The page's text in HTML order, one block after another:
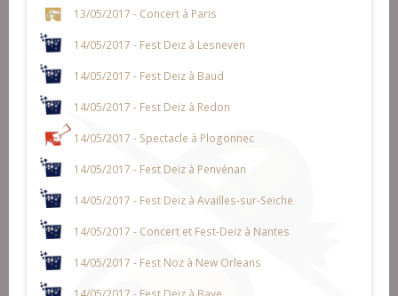
13/05/2017 - Concert à Paris
14/05/2017 - Fest Deiz à Lesneven
14/05/2017 - Fest Deiz à Baud
14/05/2017 - Fest Deiz à Redon
14/05/2017 - Spectacle à Plogonnec
14/05/2017 - Fest Deiz à Penvénan
14/05/2017 - Fest Deiz à Availles-sur-Seiche
14/05/2017 - Concert et Fest-Deiz à Nantes
14/05/2017 - Fest Noz à New Orleans